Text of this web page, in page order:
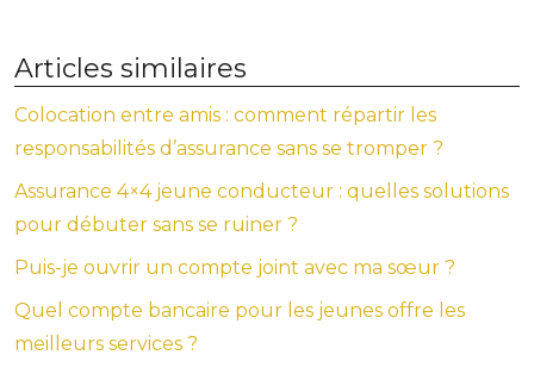
Articles similaires
Colocation entre amis : comment répartir les
responsabilités d’assurance sans se tromper ?
Assurance 4×4 jeune conducteur : quelles solutions
pour débuter sans se ruiner ?
Puis-je ouvrir un compte joint avec ma sœur ?
Quel compte bancaire pour les jeunes offre les
meilleurs services ?